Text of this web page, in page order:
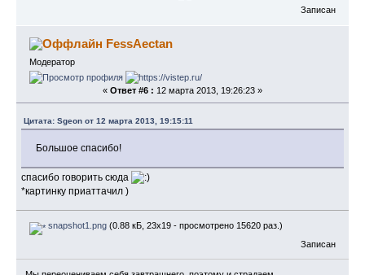
Записан
FessAectan
Модератор
« Ответ #6 : 12 марта 2013, 19:26:23 »
Цитата: Sgeon от 12 марта 2013, 19:15:11
Большое спасибо!
спасибо говорить сюда
*картинку приаттачил )
snapshot1.png(0.88 кБ, 23x19 - просмотрено 15620 раз.)
Записан